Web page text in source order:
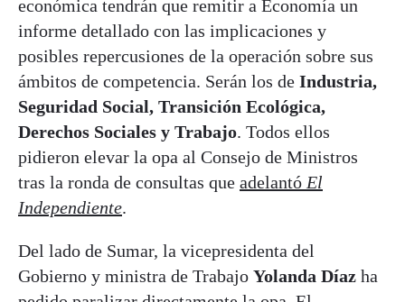
económica tendrán que remitir a Economía un
informe detallado con las implicaciones y
posibles repercusiones de la operación sobre sus
ámbitos de competencia. Serán los de Industria,
Seguridad Social, Transición Ecológica,
Derechos Sociales y Trabajo. Todos ellos
pidieron elevar la opa al Consejo de Ministros
tras la ronda de consultas que adelantó El
Independiente.
Del lado de Sumar, la vicepresidenta del
Gobierno y ministra de Trabajo Yolanda Díaz ha